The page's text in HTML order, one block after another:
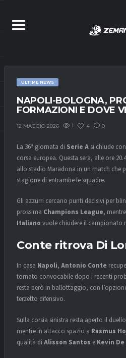
ULTIME NEWS
NAPOLI-BOLOGNA,
FORMAZIONI E DOVE
12 MAGGIO 2026 1 4 0
La 36ª giornata di Serie A si chiude
corsa europea. Questa sera, alle ore
allo stadio Maradona in un match che
stagione di entrambe le squadre.
Gli azzurri cercano punti decisivi per
prossima Champions League,
Italiano vuole chiudere il campionato
Conte ritrova Di
In casa Napoli, Antonio Conte
tornato convocabile dopo i recenti
resta però in ballottaggio, con
terzetto difensivo.
Sulla corsia sinistra resta aperto il
mentre in attacco spazio a Rasmus
qualità di Alisson Santos e Kevin